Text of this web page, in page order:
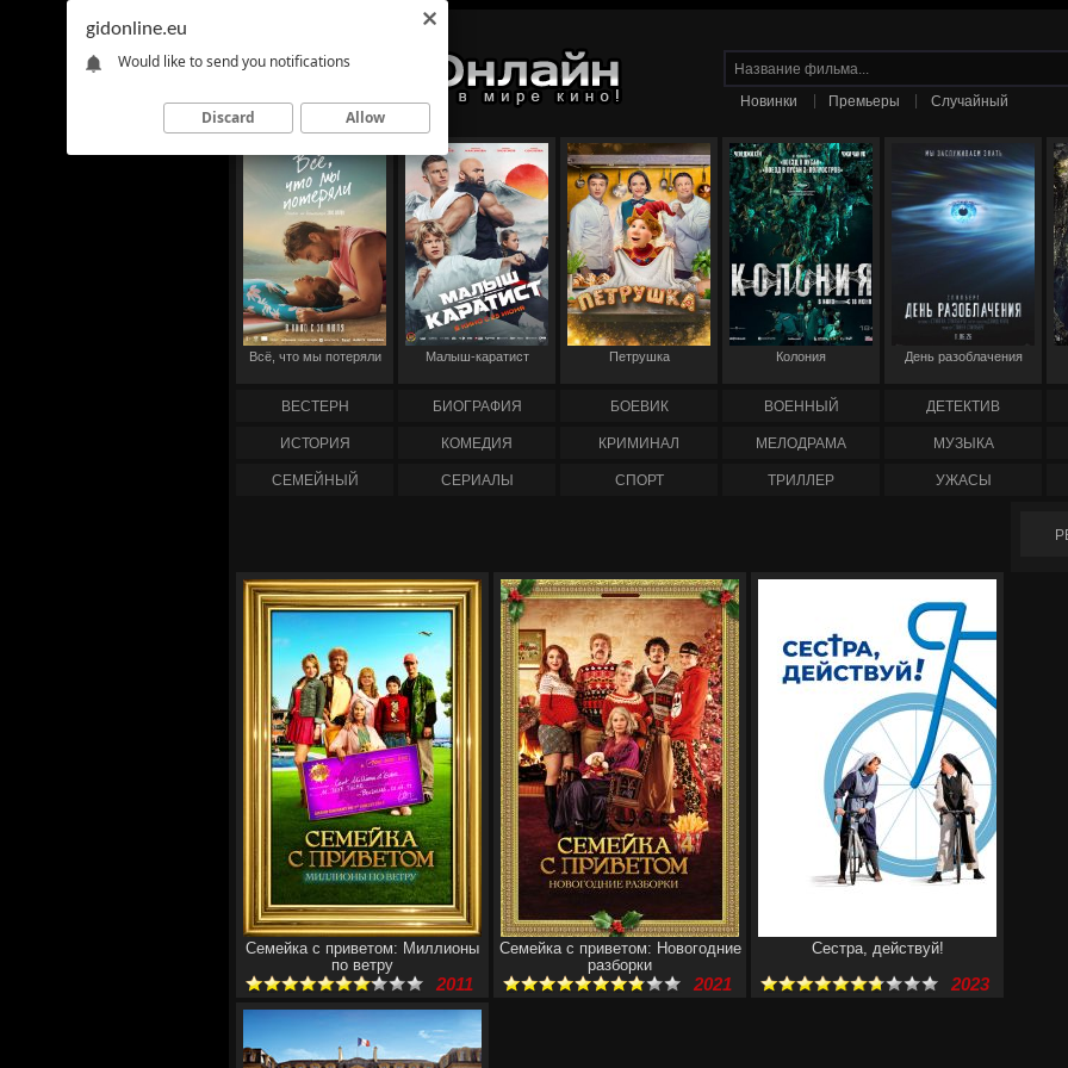
Новинки Премьеры Случайный
Всё, что мы потеряли Малыш-каратист Петрушка Колония День разоблачения
ВЕСТЕРН БИОГРАФИЯ БОЕВИК ВОЕННЫЙ ДЕТЕКТИВ
ИСТОРИЯ КОМЕДИЯ КРИМИНАЛ МЕЛОДРАМА МУЗЫКА
СЕМЕЙНЫЙ СЕРИАЛЫ СПОРТ ТРИЛЛЕР УЖАСЫ
Семейка с приветом: Миллионы
по ветру
2011
Семейка с приветом: Новогодние
разборки
2021
Сестра, действуй!
2023
gidonline.eu
Would like to send you notifications
Discard Allow